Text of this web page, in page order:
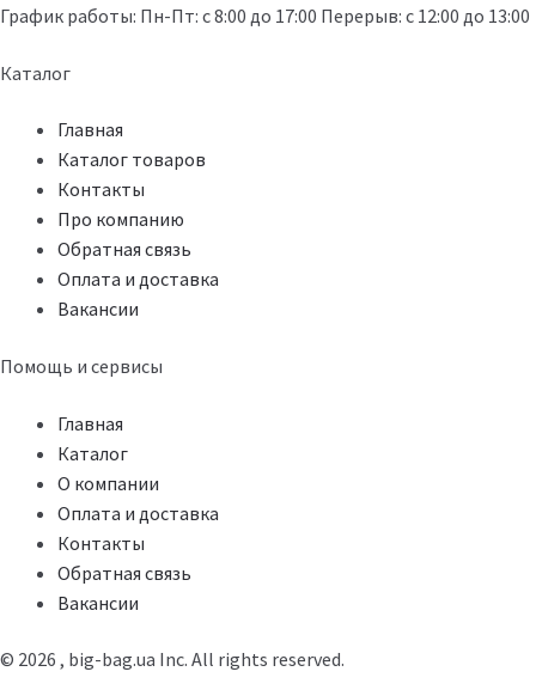
График работы: Пн-Пт: c 8:00 до 17:00 Перерыв: c 12:00 до 13:00
Каталог
Главная
Каталог товаров
Контакты
Про компанию
Обратная связь
Оплата и доставка
Вакансии
Помощь и сервисы
Главная
Каталог
О компании
Оплата и доставка
Контакты
Обратная связь
Вакансии
© 2026 , big-bag.ua Inc. All rights reserved.